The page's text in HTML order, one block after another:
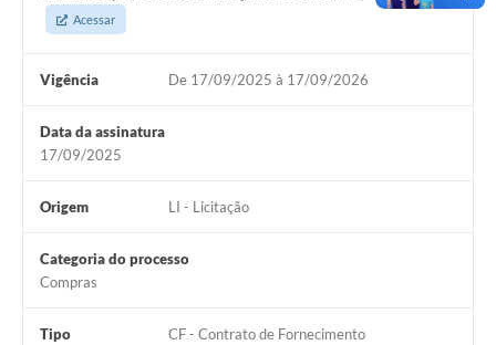
Galeria de Vídeos
Contratos, Convênios e Publicações MROSC
Ouvidoria Municipal
Contato
Radar da Transparência Pública
Acessar
Vigência De 17/09/2025 à 17/09/2026
Data da assinatura
17/09/2025
Origem LI - Licitação
Categoria do processo
Compras
Tipo CF - Contrato de Fornecimento